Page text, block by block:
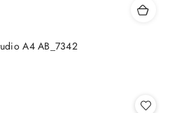
A4 AB_7342